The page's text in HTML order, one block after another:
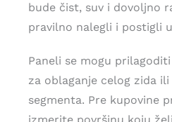
bude čist, suv i dovoljno
pravilno nalegli i postigli
Paneli se mogu
za oblaganje celog zida
segmenta. Pre kupovine